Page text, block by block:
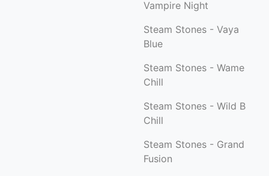
Vampire Night
Steam Stones - Vaya
Blue
Steam Stones - Wame
Chill
Steam Stones - Wild B
Chill
Steam Stones - Grand
Fusion